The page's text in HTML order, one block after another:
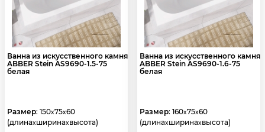
Ванна из искусственного камня
ABBER Stein AS9690-1.5-75
белая
Размер: 150x75x60
(длинаxширинаxвысота)
Ванна из искусственного камня
ABBER Stein AS9690-1.6-75
белая
Размер: 160x75x60
(длинаxширинаxвысота)